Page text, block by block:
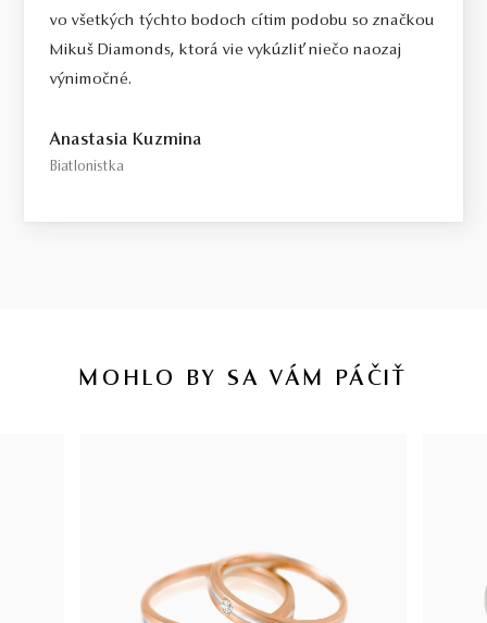
vo všetkých týchto bodoch cítim podobu so značkou
Mikuš Diamonds, ktorá vie vykúzliť niečo naozaj
výnimočné.
Anastasia Kuzmina
Biatlonistka
MOHLO BY SA VÁM PÁČIŤ